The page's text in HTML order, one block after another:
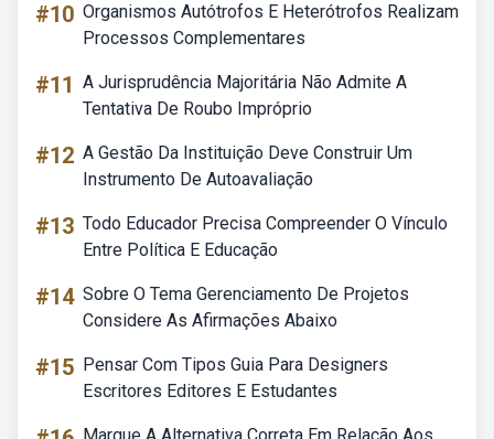
#10 Organismos Autótrofos E Heterótrofos Realizam
Processos Complementares
#11 A Jurisprudência Majoritária Não Admite A
Tentativa De Roubo Impróprio
#12 A Gestão Da Instituição Deve Construir Um
Instrumento De Autoavaliação
#13 Todo Educador Precisa Compreender O Vínculo
Entre Política E Educação
#14 Sobre O Tema Gerenciamento De Projetos
Considere As Afirmações Abaixo
#15 Pensar Com Tipos Guia Para Designers
Escritores Editores E Estudantes